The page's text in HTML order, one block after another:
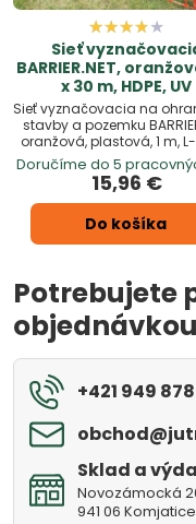
Sieť
BARRIER.NET,
x 30 m, HDPE, UV
Sieť vyznačovacia na
stavby a pozemku
oranžová, plastová, 1 m,
UV, HDPE
Doručíme do 5
15,96 €
Do košíka
Potrebujete
+421 949
Sklad a
Novozámocká
941 06 Komjatice